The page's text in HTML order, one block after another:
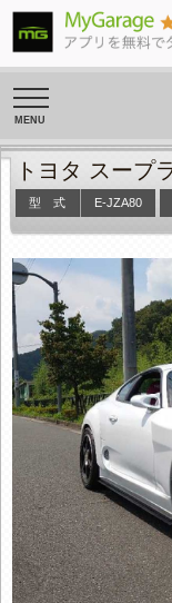
toggle
navigation
トヨタ スープ
型 式 E-JZA80